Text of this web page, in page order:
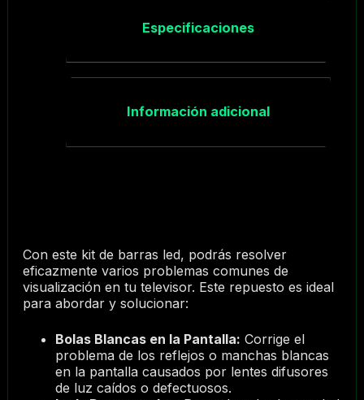
Especificaciones
Información adicional
Con este kit de barras led, podrás resolver
eficazmente varios problemas comunes de
visualización en tu televisor. Este repuesto es ideal
para abordar y solucionar:
Bolas Blancas en la Pantalla: Corrige el
problema de los reflejos o manchas blancas
en la pantalla causados por lentes difusores
de luz caídos o defectuosos.